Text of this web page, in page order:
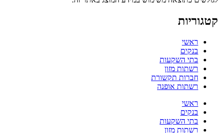
קטגוריות
ראשי
בנקים
בתי השקעות
רשתות מזון
חברות תקשורת
רשתות אופנה
ראשי
בנקים
בתי השקעות
רשתות מזון